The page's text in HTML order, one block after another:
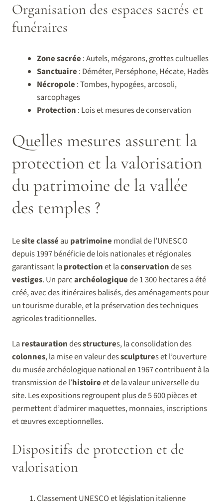
Organisation des espaces sacrés et
funéraires
Zone sacrée : Autels, mégarons, grottes cultuelles
Sanctuaire : Déméter, Perséphone, Hécate, Hadès
Nécropole : Tombes, hypogées, arcosoli,
sarcophages
Protection : Lois et mesures de conservation
Quelles mesures assurent la
protection et la valorisation
du patrimoine de la vallée
des temples ?
Lesiteclassé au patrimoine mondial de l’UNESCO
depuis 1997 bénéficie de lois nationales et régionales
garantissant laprotectionet laconservationde ses
vestiges. Un parcarchéologiquede 1 300 hectares a été
créé, avec des itinéraires balisés, des aménagements pour
un tourisme durable, et la préservation des techniques
agricoles traditionnelles.
Larestaurationdesstructures, la consolidation des
colonnes, la mise en valeur dessculptures et l’ouverture
du musée archéologique national en 1967 contribuent à la
transmission de l’histoireet de la valeur universelle du
site. Les expositions regroupent plus de 5 600 pièces et
permettent d’admirer maquettes, monnaies, inscriptions
et œuvres exceptionnelles.
Dispositifs de protection et de
valorisation
Classement UNESCO et législation italienne